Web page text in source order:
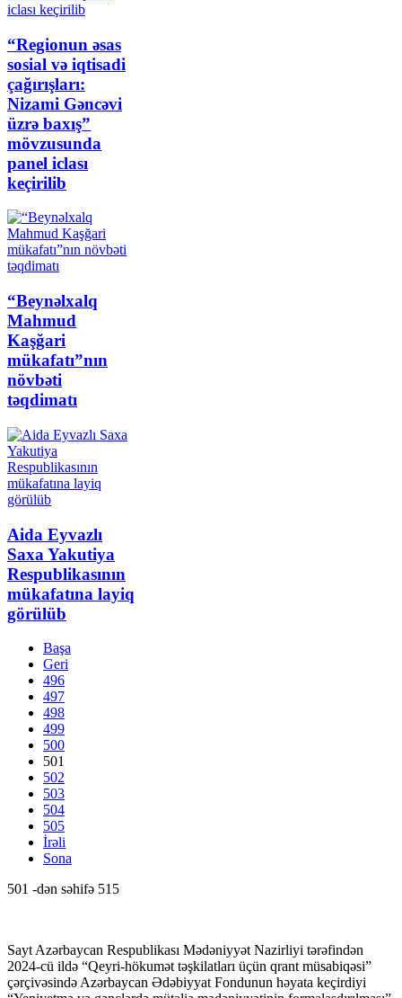
“Regionun əsas
sosial və iqtisadi
çağırışları:
Nizami Gəncəvi
üzrə baxış”
mövzusunda
panel iclası
keçirilib
“Beynəlxalq
Mahmud
Kaşğari
mükafatı”nın
növbəti
təqdimatı
Aida Eyvazlı
Saxa Yakutiya
Respublikasının
mükafatına layiq
görülüb
Başa
Geri
496
497
498
499
500
501
502
503
504
505
İrəli
Sona
501 -dən səhifə 515
Sayt Azərbaycan Respublikası Mədəniyyət Nazirliyi tərəfindən
2024-cü ildə “Qeyri-hökumət təşkilatları üçün qrant müsabiqəsi”
çərçivəsində Azərbaycan Ədəbiyyat Fondunun həyata keçirdiyi